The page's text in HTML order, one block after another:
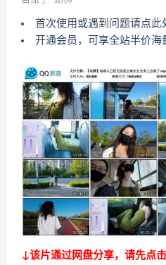
首次使用或遇到问题请点此
开通会员，可享全站半价海
↓该片通过网盘分享，请先点